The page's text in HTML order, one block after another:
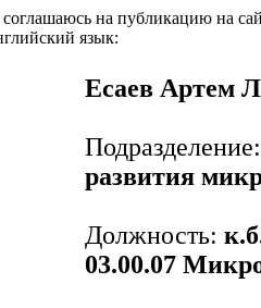
на публикацию на
язык:
Eсаев Артем
развития
Должность:
03.00.07